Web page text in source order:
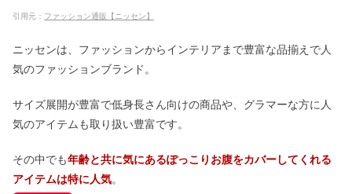
引用元： ファッション通販【ニッセン】
ニッセンは、ファッションからインテリアまで豊富な品揃えで人
気のファッションブランド。
サイズ展開が豊富で低身長さん向けの商品や、グラマーな方に人
気のアイテムも取り扱い豊富です。
その中でも年齢と共に気にあるぽっこりお腹をカバーしてくれる
アイテムは特に人気。